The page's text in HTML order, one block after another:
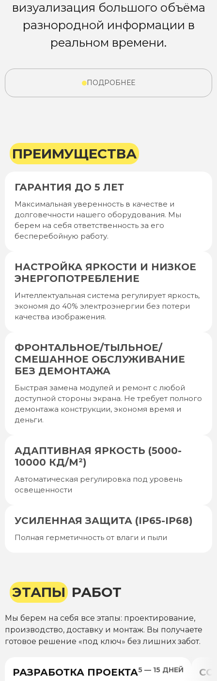
визуализация большого объёма
разнородной информации в
реальном времени.
ПОДРОБНЕЕ
ПРЕИМУЩЕСТВА
ГАРАНТИЯ ДО 5 ЛЕТ
Максимальная уверенность в качестве и
долговечности нашего оборудования. Мы
берем на себя ответственность за его
бесперебойную работу.
НАСТРОЙКА ЯРКОСТИ И НИЗКОЕ
ЭНЕРГОПОТРЕБЛЕНИЕ
Интеллектуальная система регулирует яркость,
экономя до 40% электроэнергии без потери
качества изображения.
ФРОНТАЛЬНОЕ/ТЫЛЬНОЕ/
СМЕШАННОЕ ОБСЛУЖИВАНИЕ
БЕЗ ДЕМОНТАЖА
Быстрая замена модулей и ремонт с любой
доступной стороны экрана. Не требует полного
демонтажа конструкции, экономя время и
деньги.
АДАПТИВНАЯ ЯРКОСТЬ (5000-
10000 КД/М²)
Автоматическая регулировка под уровень
освещенности
УСИЛЕННАЯ ЗАЩИТА (IP65-IP68)
Полная герметичность от влаги и пыли
ЭТАПЫ РАБОТ
Мы берем на себя все этапы: проектирование,
производство, доставку и монтаж. Вы получаете
готовое решение «под ключ» без лишних забот.
РАЗРАБОТКА ПРОЕКТА5 — 15 ДНЕЙ